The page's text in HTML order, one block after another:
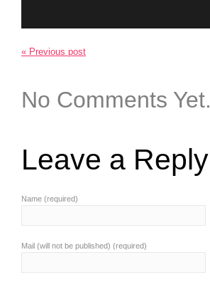
« Previous post
No Comments Yet.
Leave a Reply
Name (required)
Mail (will not be published) (required)